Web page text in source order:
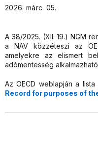
2026. márc. 05.
A 38/2025. (XII. 19.) NGM
a NAV közzéteszi az
amelyekre az elismert
adómentesség
Az OECD weblapján a
Record for purposes of